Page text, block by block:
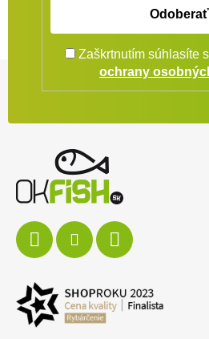
Odoberať
Zaškrtnutím súhlasíte s
ochrany